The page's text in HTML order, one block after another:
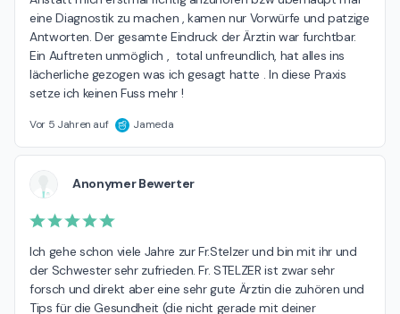
eine Diagnostik zu machen , kamen nur Vorwürfe und patzige
Antworten. Der gesamte Eindruck der Ärztin war furchtbar.
Ein Auftreten unmöglich ,  total unfreundlich, hat alles ins
lächerliche gezogen was ich gesagt hatte . In diese Praxis
setze ich keinen Fuss mehr !
Vor 5 Jahren auf Jameda
Anonymer Bewerter
Ich gehe schon viele Jahre zur Fr.Stelzer und bin mit ihr und
der Schwester sehr zufrieden. Fr. STELZER ist zwar sehr
forsch und direkt aber eine sehr gute Ärztin die zuhören und
Tips für die Gesundheit (die nicht gerade mit deiner